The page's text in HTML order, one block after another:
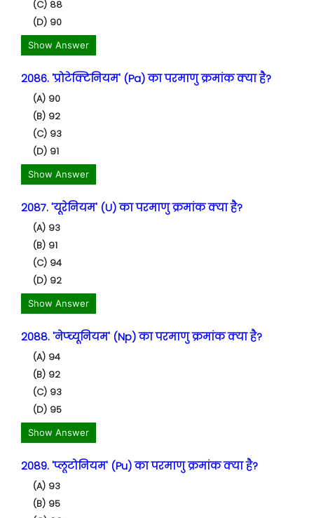
(C) 88
(D) 90
Show Answer
2086. 'प्रोटेक्टिनियम' (Pa) का परमाणु क्रमांक क्या है?
(A) 90
(B) 92
(C) 93
(D) 91
Show Answer
2087. 'यूरेनियम' (U) का परमाणु क्रमांक क्या है?
(A) 93
(B) 91
(C) 94
(D) 92
Show Answer
2088. 'नेप्च्यूनियम' (Np) का परमाणु क्रमांक क्या है?
(A) 94
(B) 92
(C) 93
(D) 95
Show Answer
2089. 'प्लूटोनियम' (Pu) का परमाणु क्रमांक क्या है?
(A) 93
(B) 95